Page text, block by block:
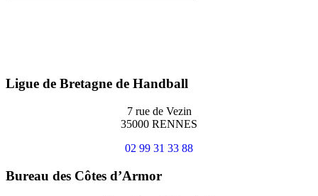
Ligue de Bretagne de Handball
7 rue de Vezin
35000 RENNES
02 99 31 33 88
Bureau des Côtes d’Armor